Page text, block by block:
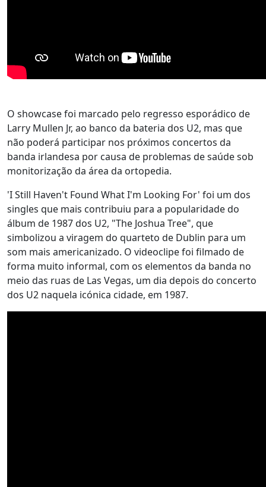
O showcase foi marcado pelo regresso esporádico de
Larry Mullen Jr, ao banco da bateria dos U2, mas que
não poderá participar nos próximos concertos da
banda irlandesa por causa de problemas de saúde sob
monitorização da área da ortopedia.
'I Still Haven't Found What I'm Looking For' foi um dos
singles que mais contribuiu para a popularidade do
álbum de 1987 dos U2, "The Joshua Tree", que
simbolizou a viragem do quarteto de Dublin para um
som mais americanizado. O videoclipe foi filmado de
forma muito informal, com os elementos da banda no
meio das ruas de Las Vegas, um dia depois do concerto
dos U2 naquela icónica cidade, em 1987.